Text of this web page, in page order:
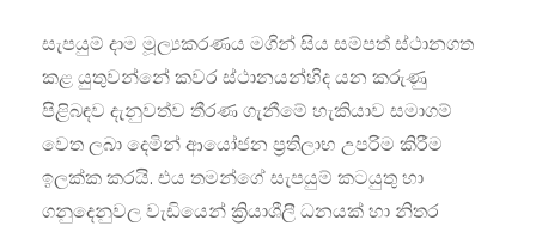
සැපයුම් දාම මූල්‍යකරණය මගින් සිය සම්පත් ස්ථානගත
කළ යුතුවන්නේ කවර ස්ථානයන්හිද යන කරුණු
පිළිබඳව දැනුවත්ව තීරණ ගැනීමේ හැකියාව සමාගම්
වෙත ලබා දෙමින් ආයෝජන ප්‍රතිලාභ උපරිම කිරීම
ඉලක්ක කරයි. එය තමන්ගේ සැපයුම් කටයුතු හා
ගනුදෙනුවල වැඩියෙන් ක්‍රියාශීලී ධනයක් හා නිතර